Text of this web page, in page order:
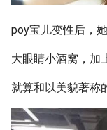
poy宝儿变性后，
大眼睛小酒窝，加
就算和以美貌著称